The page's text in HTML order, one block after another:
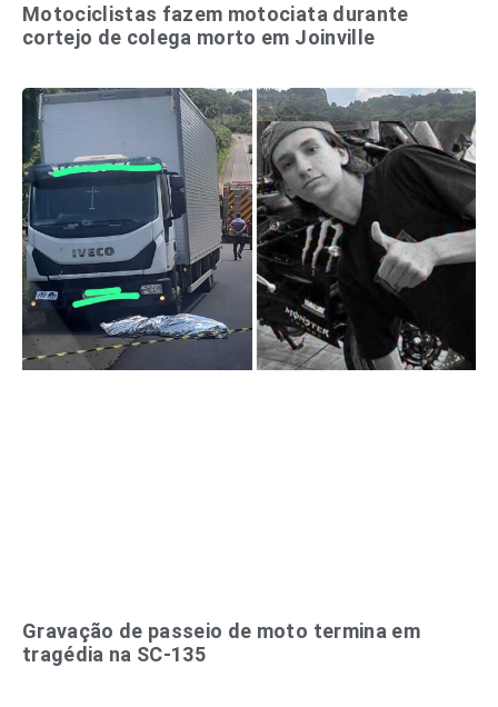
Motociclistas fazem motociata durante
cortejo de colega morto em Joinville
Gravação de passeio de moto termina em
tragédia na SC-135